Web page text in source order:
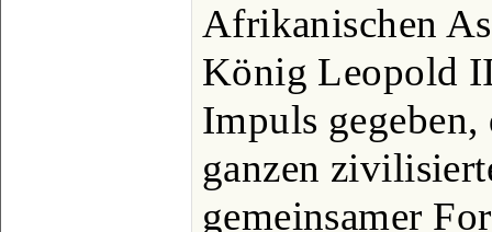
Afrikanischen
König Leopold
Impuls
ganzen
gemeinsamer